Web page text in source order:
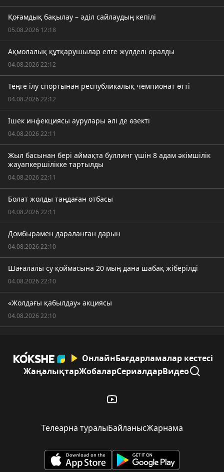
Қоғамдық бақылау – әділ сайлаудың кепілі
05.08.2026 12:18
Ақмолалық құтқарушылар елге жүлделі оралды
04.08.2026 22:12
Теңге ілу спортынан республикалық чемпионат өтті
04.08.2026 22:12
Ішек инфекциясы аурулары әлі де өзекті
04.08.2026 22:11
Жыл басынан бері аймақта буллинг үшін 8 адам әкімшілік
жауапкершілікке тартылды
04.08.2026 22:11
Болат жолды таңдаған отбасы
04.08.2026 22:11
Домбырамен дараланған дарын
04.08.2026 22:10
Шағалалы су қоймасына 20 мың дана шабақ жіберілді
04.08.2026 22:10
«Жолдағы қабылдау» акциясы
04.08.2026 22:10
ОнлайнБағдарламалар кестесі
ЖаңалықтарЖобаларСериалдарВидео
Телеарна туралыБайланысЖарнама